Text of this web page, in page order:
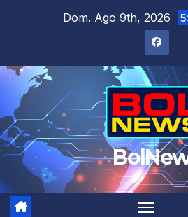
Dom. Ago 9th, 2026